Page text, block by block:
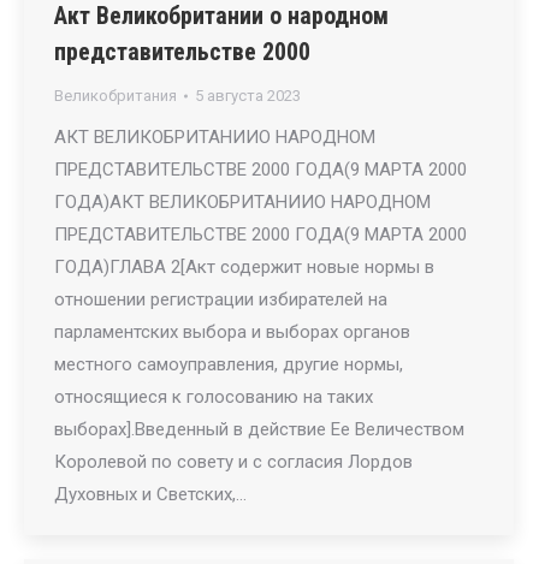
Акт Великобритании о народном
представительстве 2000
Великобритания 5 августа 2023
АКТ ВЕЛИКОБРИТАНИИО НАРОДНОМ
ПРЕДСТАВИТЕЛЬСТВЕ 2000 ГОДА(9 МАРТА 2000
ГОДА)АКТ ВЕЛИКОБРИТАНИИО НАРОДНОМ
ПРЕДСТАВИТЕЛЬСТВЕ 2000 ГОДА(9 МАРТА 2000
ГОДА)ГЛАВА 2[Акт содержит новые нормы в
отношении регистрации избирателей на
парламентских выбора и выборах органов
местного самоуправления, другие нормы,
относящиеся к голосованию на таких
выборах].Введенный в действие Ее Величеством
Королевой по совету и с согласия Лордов
Духовных и Светских,…